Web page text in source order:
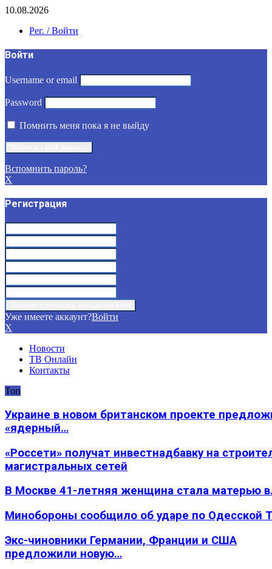
10.08.2026
Рег. / Войти
Войти
Username or email
Password
Помнить меня пока я не выйду
Вспомнить пароль?
X
Регистрация
Уже имеете аккаунт?Войти
X
Новости
ТВ Онлайн
Контакты
Топ
Украине в новом британском проекте
«ядерный…
«Россети» получат инвестнадбавку на
магистральных сетей
В Москве 41-летняя женщина стала матерью
Минобороны сообщило об ударе по Одесской
Экс-чиновники Германии, Франции и США
предложили новую…